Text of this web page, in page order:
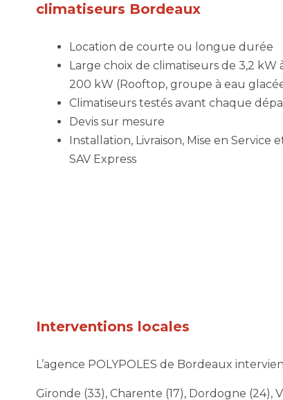
climatiseurs Bordeaux
Location de courte ou longue durée
Large choix de climatiseurs de 3,2 kW
200 kW (Rooftop, groupe à eau
Climatiseurs testés avant chaque
Devis sur mesure
Installation, Livraison, Mise en Service
SAV Express
Interventions locales
L’agence POLYPOLES de Bordeaux
Gironde (33), Charente (17), Dordogne (24),